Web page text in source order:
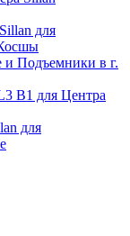
для
Подъемники в г.
B1 для Центра
для